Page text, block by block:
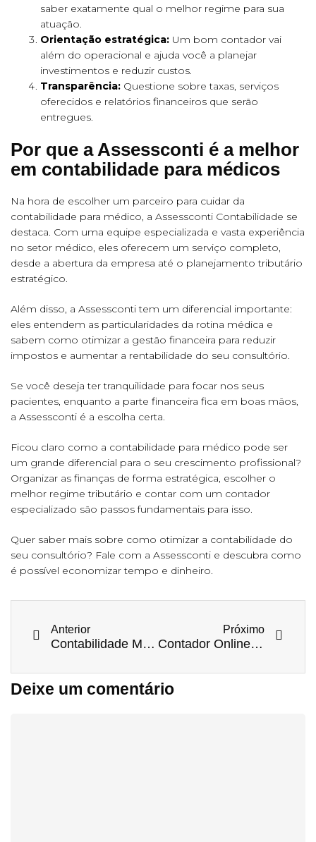
saber exatamente qual o melhor regime para sua
atuação.
Orientação estratégica: Um bom contador vai
além do operacional e ajuda você a planejar
investimentos e reduzir custos.
Transparência: Questione sobre taxas, serviços
oferecidos e relatórios financeiros que serão
entregues.
Por que a Assessconti é a melhor
em contabilidade para médicos
Na hora de escolher um parceiro para cuidar da
contabilidade para médico, a Assessconti Contabilidade se
destaca. Com uma equipe especializada e vasta experiência
no setor médico, eles oferecem um serviço completo,
desde a abertura da empresa até o planejamento tributário
estratégico.
Além disso, a Assessconti tem um diferencial importante:
eles entendem as particularidades da rotina médica e
sabem como otimizar a gestão financeira para reduzir
impostos e aumentar a rentabilidade do seu consultório.
Se você deseja ter tranquilidade para focar nos seus
pacientes, enquanto a parte financeira fica em boas mãos,
a Assessconti é a escolha certa.
Ficou claro como a contabilidade para médico pode ser
um grande diferencial para o seu crescimento profissional?
Organizar as finanças de forma estratégica, escolher o
melhor regime tributário e contar com um contador
especializado são passos fundamentais para isso.
Quer saber mais sobre como otimizar a contabilidade do
seu consultório? Fale com a Assessconti e descubra como
é possível economizar tempo e dinheiro.
Anterior
Contabilidade Médica: Gestão Financeira Inteligente para Profissionais da Saúde
Próximo
Contador Online: Praticidade e Economia para sua Empresa
Deixe um comentário